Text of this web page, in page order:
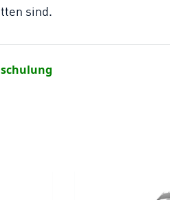
sind.